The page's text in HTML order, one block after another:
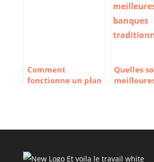
Comment
fonctionne un plan
Quelles